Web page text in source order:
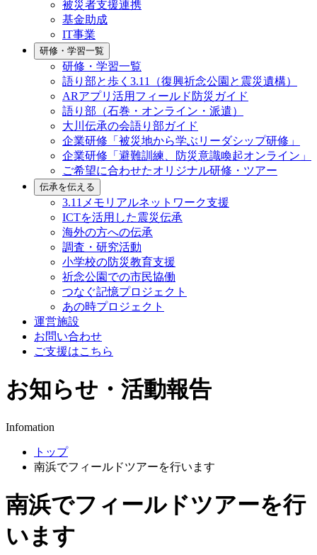
被災者支援連携
基金助成
IT事業
研修・学習一覧
研修・学習一覧
語り部と歩く3.11（復興祈念公園と震災遺構）
ARアプリ活用フィールド防災ガイド
語り部（石巻・オンライン・派遣）
大川伝承の会語り部ガイド
企業研修「被災地から学ぶリーダシップ研修」
企業研修「避難訓練、防災意識喚起オンライン」
ご希望に合わせたオリジナル研修・ツアー
伝承を伝える
3.11メモリアルネットワーク支援
ICTを活用した震災伝承
海外の方への伝承
調査・研究活動
小学校の防災教育支援
祈念公園での市民協働
つなぐ記憶プロジェクト
あの時プロジェクト
運営施設
お問い合わせ
ご支援はこちら
お知らせ・活動報告
Infomation
トップ
南浜でフィールドツアーを行います
南浜でフィールドツアーを行
います